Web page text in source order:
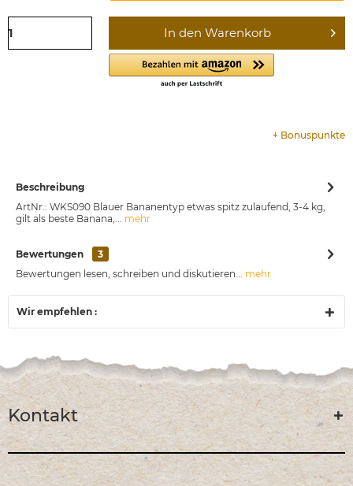
In den Warenkorb
+ Bonuspunkte
Beschreibung
ArtNr.: WKS090 Blauer Bananentyp etwas spitz zulaufend, 3-4 kg,
gilt als beste Banana,... mehr
Bewertungen
3
Bewertungen lesen, schreiben und diskutieren... mehr
Wir empfehlen :
Kontakt